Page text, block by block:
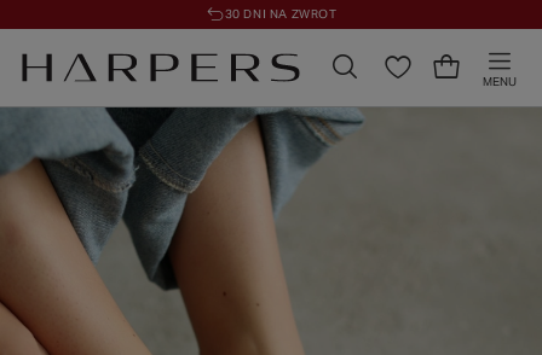
30 DNI NA ZWROT
MENU